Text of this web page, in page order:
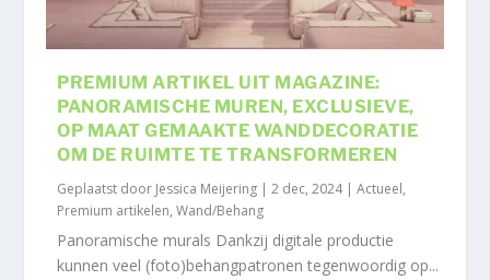
PREMIUM ARTIKEL UIT MAGAZINE:
PANORAMISCHE MUREN, EXCLUSIEVE,
OP MAAT GEMAAKTE WANDDECORATIE
OM DE RUIMTE TE TRANSFORMEREN
Geplaatst door Jessica Meijering |2 dec, 2024|Actueel,
Premium artikelen,Wand/Behang
Panoramische murals Dankzij digitale productie
kunnen veel (foto)behangpatronen tegenwoordig op...